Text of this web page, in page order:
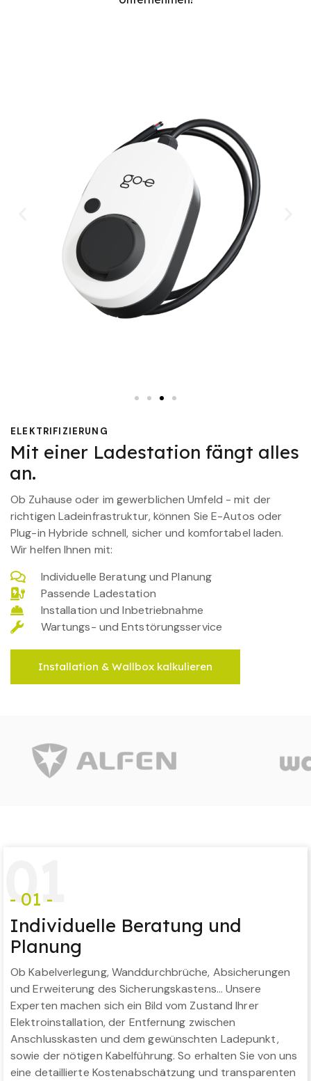
ELEKTRIFIZIERUNG
Mit einer Ladestation fängt alles
an.
Ob Zuhause oder im gewerblichen Umfeld - mit der
richtigen Ladeinfrastruktur, können Sie E-Autos oder
Plug-in Hybride schnell, sicher und komfortabel laden.
Wir helfen Ihnen mit:
Individuelle Beratung und Planung
Passende Ladestation
Installation und Inbetriebnahme
Wartungs- und Entstörungsservice
Installation & Wallbox kalkulieren
01
- 01 -
Individuelle Beratung und
Planung
Ob Kabelverlegung, Wanddurchbrüche, Absicherungen
und Erweiterung des Sicherungskastens… Unsere
Experten machen sich ein Bild vom Zustand Ihrer
Elektroinstallation, der Entfernung zwischen
Anschlusskasten und dem gewünschten Ladepunkt,
sowie der nötigen Kabelführung. So erhalten Sie von uns
eine detaillierte Kostenabschätzung und transparenten